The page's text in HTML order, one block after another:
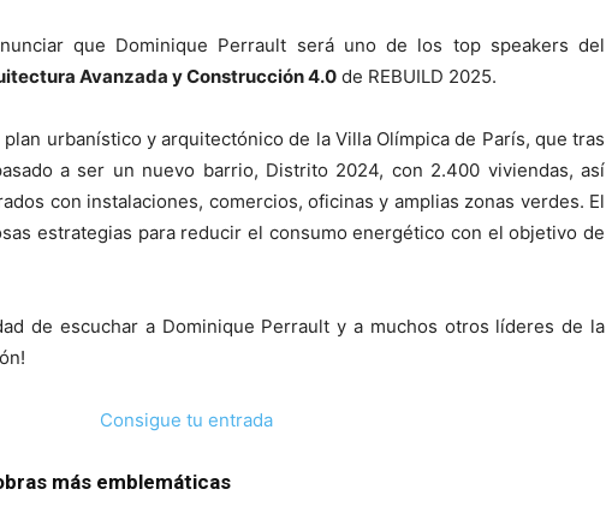
que Dominique Perrault será uno de los top speakers del
Avanzada y Construcción 4.0 de REBUILD 2025.
urbanístico y arquitectónico de la Villa Olímpica de París, que tras
a ser un nuevo barrio, Distrito 2024, con 2.400 viviendas, así
con instalaciones, comercios, oficinas y amplias zonas verdes. El
estrategias para reducir el consumo energético con el objetivo de
de escuchar a Dominique Perrault y a muchos otros líderes de la
Consigue tu entrada
más emblemáticas